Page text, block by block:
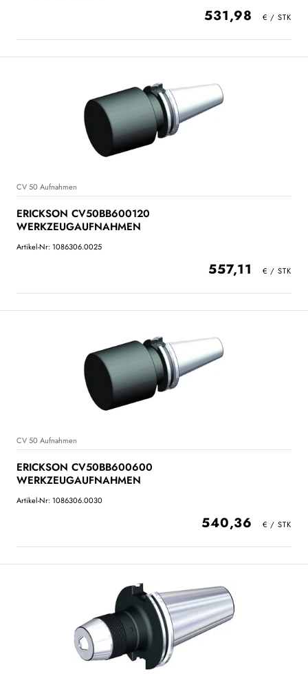
531,98
CV 50 Aufnahmen
ERICKSON CV50BB600120
WERKZEUGAUFNAHMEN
Artikel-Nr: 1086306.0025
557,11
CV 50 Aufnahmen
ERICKSON CV50BB600600
WERKZEUGAUFNAHMEN
Artikel-Nr: 1086306.0030
540,36